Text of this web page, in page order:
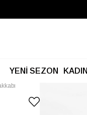
YENİ SEZON KADIN